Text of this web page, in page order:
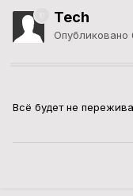
Tech
Опубликовано
Всё будет не